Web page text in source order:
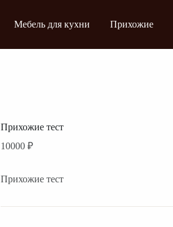
Мебель для кухни Прихожие
Прихожие тест
10000 ₽
Прихожие тест